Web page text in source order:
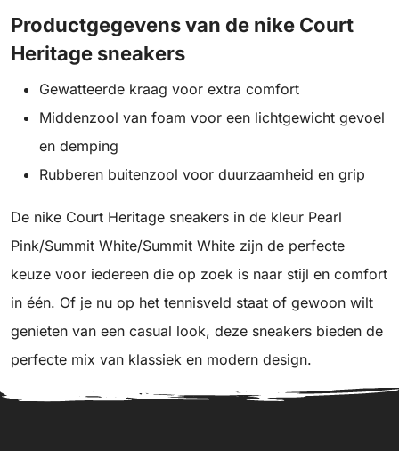
Productgegevens van de nike Court
Heritage sneakers
Gewatteerde kraag voor extra comfort
Middenzool van foam voor een lichtgewicht gevoel
en demping
Rubberen buitenzool voor duurzaamheid en grip
De nike Court Heritage sneakers in de kleur Pearl
Pink/Summit White/Summit White zijn de perfecte
keuze voor iedereen die op zoek is naar stijl en comfort
in één. Of je nu op het tennisveld staat of gewoon wilt
genieten van een casual look, deze sneakers bieden de
perfecte mix van klassiek en modern design.